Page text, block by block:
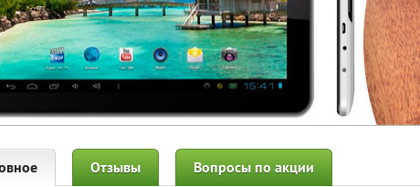
Отзывы Вопросы по акции